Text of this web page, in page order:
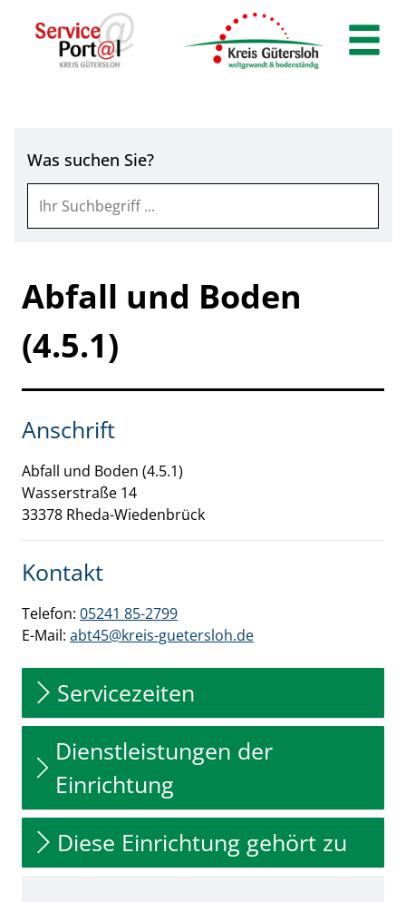
Zum Hauptinhalt springen
Zum Hauptinhalt
Was suchen Sie?
Abfall und Boden
(4.5.1)
Anschrift
Abfall und Boden (4.5.1)
Wasserstraße 14
33378 Rheda-Wiedenbrück
Kontakt
Telefon: 05241 85-2799
E-Mail: abt45@kreis-guetersloh.de
Servicezeiten
Dienstleistungen der
Einrichtung
Diese Einrichtung gehört zu